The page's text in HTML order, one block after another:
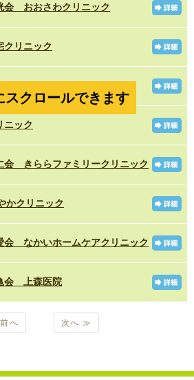
会 おおさわクリニック
クリニック
リニック
ニック
会 きららファミリークリニック
かクリニック
会 なかいホームケアクリニック
会 上森医院
スクロールできます
へ 次へ ≫